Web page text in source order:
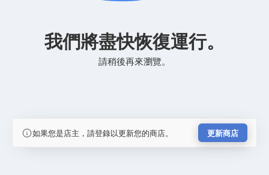
我們將盡快恢復運行。
請稍後再來瀏覽。
如果您是店主，請登錄以更新您的商店。 更新商店